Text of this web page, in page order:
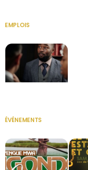
EMPLOIS
ÉVÉNEMENTS